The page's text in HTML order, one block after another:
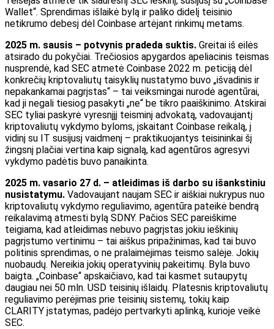
Wallet“. Sprendimas išlaikė bylą ir paliko didelį teisinio
netikrumo debesį dėl Coinbase artėjant rinkimų metams.
2025 m. sausis – potvynis pradeda suktis. Greitai iš eilės
atsirado du pokyčiai. Trečiosios apygardos apeliacinis teismas
nusprendė, kad SEC atmetė Coinbase 2022 m. peticiją dėl
konkrečių kriptovaliutų taisyklių nustatymo buvo „išvadinis ir
nepakankamai pagrįstas“ – tai veiksmingai nurodė agentūrai,
kad ji negali tiesiog pasakyti „ne“ be tikro paaiškinimo. Atskirai
SEC tyliai paskyrė vyresnįjį teisminį advokatą, vadovaujantį
kriptovaliutų vykdymo byloms, įskaitant Coinbase reikalą, į
vidinį su IT susijusį vaidmenį – praktikuojantys teisininkai šį
žingsnį plačiai vertina kaip signalą, kad agentūros agresyvi
vykdymo padėtis buvo panaikinta.
2025 m. vasario 27 d. – atleidimas iš darbo su išankstiniu
nusistatymu. Vadovaujant naujam SEC ir aiškiai nukrypus nuo
kriptovaliutų vykdymo reguliavimo, agentūra pateikė bendrą
reikalavimą atmesti bylą SDNY. Pačios SEC pareiškime
teigiama, kad atleidimas nebuvo pagrįstas jokiu ieškinių
pagrįstumo vertinimu – tai aiškus pripažinimas, kad tai buvo
politinis sprendimas, o ne pralaimėjimas teismo salėje. Jokių
nuobaudų. Nereikia jokių operatyvinių pakeitimų. Byla buvo
baigta. „Coinbase“ apskaičiavo, kad tai kasmet sutaupytų
daugiau nei 50 mln. USD teisinių išlaidų. Platesnis kriptovaliutų
reguliavimo perėjimas prie teisinių sistemų, tokių kaip
CLARITY įstatymas, padėjo pertvarkyti aplinką, kurioje veikė
SEC.